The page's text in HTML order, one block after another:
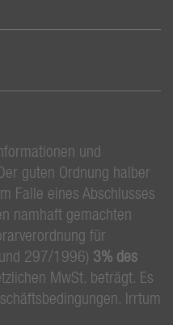
und
guten Ordnung halber
Falle eines Abschlusses
namhaft gemachten
für
297/1996) 3% des
MwSt. beträgt. Es
Irrtum